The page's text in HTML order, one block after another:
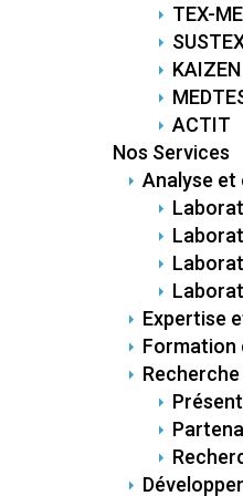
TEX-
KAIZEN
ACTIT
Nos Services
Analyse et
Expertise
Formation